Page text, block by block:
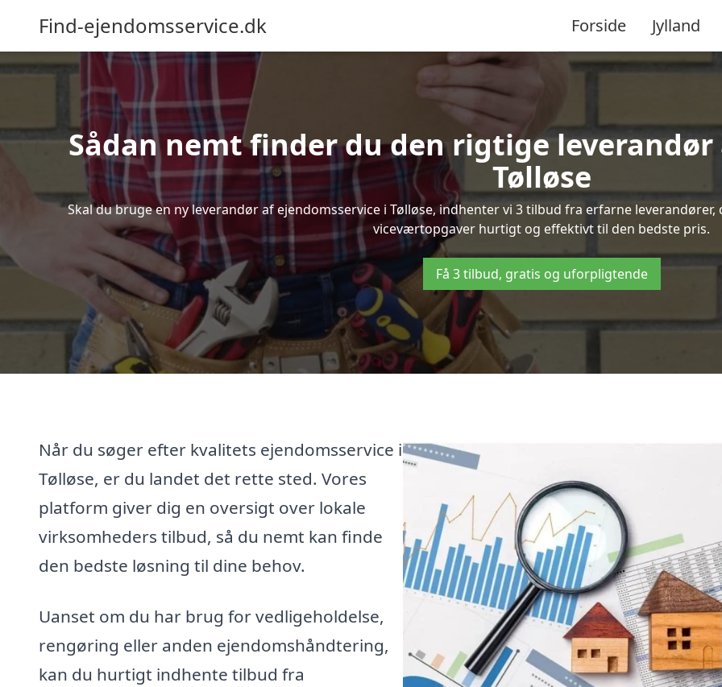
Find-ejendomsservice.dk Forside Jylland
Sådan nemt finder du den rigtige
Tølløse
Skal du bruge en ny leverandør af ejendomsservice i Tølløse, indhenter vi 3 tilbud fra erfarne
viceværtopgaver hurtigt og effektivt til den bedste pris.
Få 3 tilbud, gratis og uforpligtende
Når du søger efter kvalitets ejendomsservice i
Tølløse, er du landet det rette sted. Vores
platform giver dig en oversigt over lokale
virksomheders tilbud, så du nemt kan finde
den bedste løsning til dine behov.
Uanset om du har brug for vedligeholdelse,
rengøring eller anden ejendomshåndtering,
kan du hurtigt indhente tilbud fra